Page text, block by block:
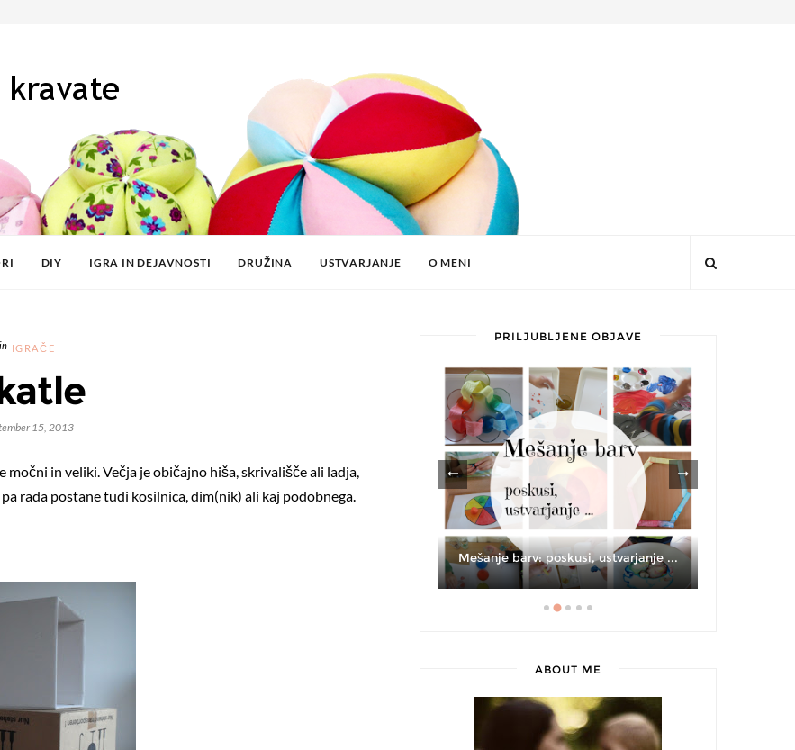
DIY IGRA IN DEJAVNOSTI DRUŽINA USTVARJANJE O MENI
IGRAČE
15, 2013
in veliki. Večja je običajno hiša, skrivališče ali ladja,
pa rada postane tudi kosilnica, dim(nik) ali kaj podobnega.
PRILJUBLJENE OBJAVE
Mešanje barv: poskusi, ustvarjanje ...
ABOUT ME